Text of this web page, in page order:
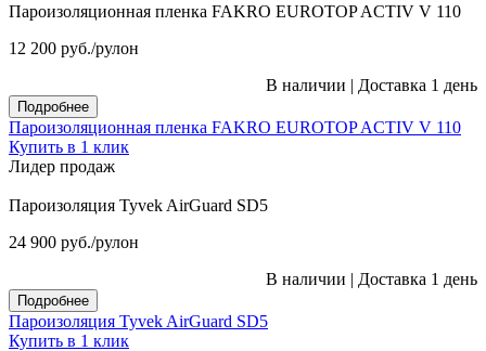
Пароизоляционная пленка FAKRO EUROTOP ACTIV V 110
12 200 руб./рулон
В наличии | Доставка 1 день
Подробнее
Пароизоляционная пленка FAKRO EUROTOP ACTIV V 110
Купить в 1 клик
Лидер продаж
Пароизоляция Tyvek AirGuard SD5
24 900 руб./рулон
В наличии | Доставка 1 день
Подробнее
Пароизоляция Tyvek AirGuard SD5
Купить в 1 клик